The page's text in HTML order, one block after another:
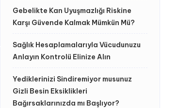
Gebelikte Kan Uyuşmazlığı Riskine
Karşı Güvende Kalmak Mümkün Mü?
Sağlık Hesaplamalarıyla Vücudunuzu
Anlayın Kontrolü Elinize Alın
Yediklerinizi Sindiremiyor musunuz
Gizli Besin Eksiklikleri
Bağırsaklarınızda mı Başlıyor?